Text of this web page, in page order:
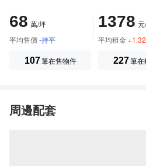
68 萬/坪
平均售價-持平
107筆在售物件
1378 元
平均租金
227筆在
周邊配套